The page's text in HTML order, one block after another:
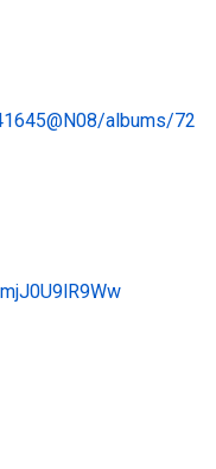
albums/72